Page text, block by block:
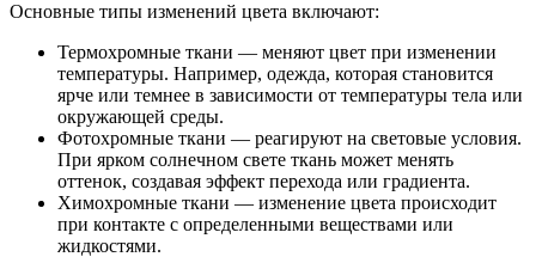
Основные типы изменений цвета включают:
Термохромные ткани — меняют цвет при изменении
температуры. Например, одежда, которая становится
ярче или темнее в зависимости от температуры тела или
окружающей среды.
Фотохромные ткани — реагируют на световые условия.
При ярком солнечном свете ткань может менять
оттенок, создавая эффект перехода или градиента.
Химохромные ткани — изменение цвета происходит
при контакте с определенными веществами или
жидкостями.